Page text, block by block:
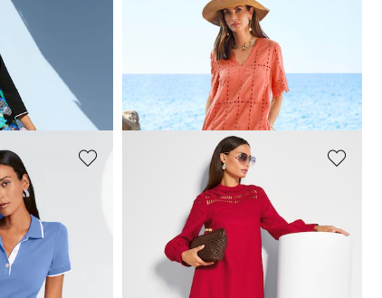
MADELEINE
Robe à paillettes
279,95 €
MADELEINE
149,95 €199,95 €